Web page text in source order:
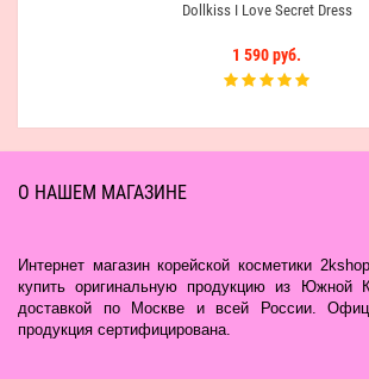
Dollkiss I Love Secret Dress
1 590 руб.
О НАШЕМ МАГАЗИНЕ
Интернет магазин корейской косметики
купить оригинальную продукцию из Южной
доставкой по Москве и всей России.
продукция сертифицирована.